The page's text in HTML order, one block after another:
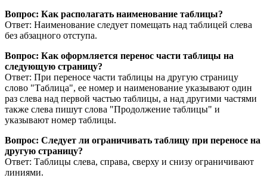
Вопрос: Как располагать наименование таблицы?
Ответ: Наименование следует помещать над таблицей слева
без абзацного отступа.
Вопрос: Как оформляется перенос части таблицы на
следующую страницу?
Ответ: При переносе части таблицы на другую страницу
слово "Таблица", ее номер и наименование указывают один
раз слева над первой частью таблицы, а над другими частями
также слева пишут слова "Продолжение таблицы" и
указывают номер таблицы.
Вопрос: Следует ли ограничивать таблицу при переносе на
другую страницу?
Ответ: Таблицы слева, справа, сверху и снизу ограничивают
линиями.